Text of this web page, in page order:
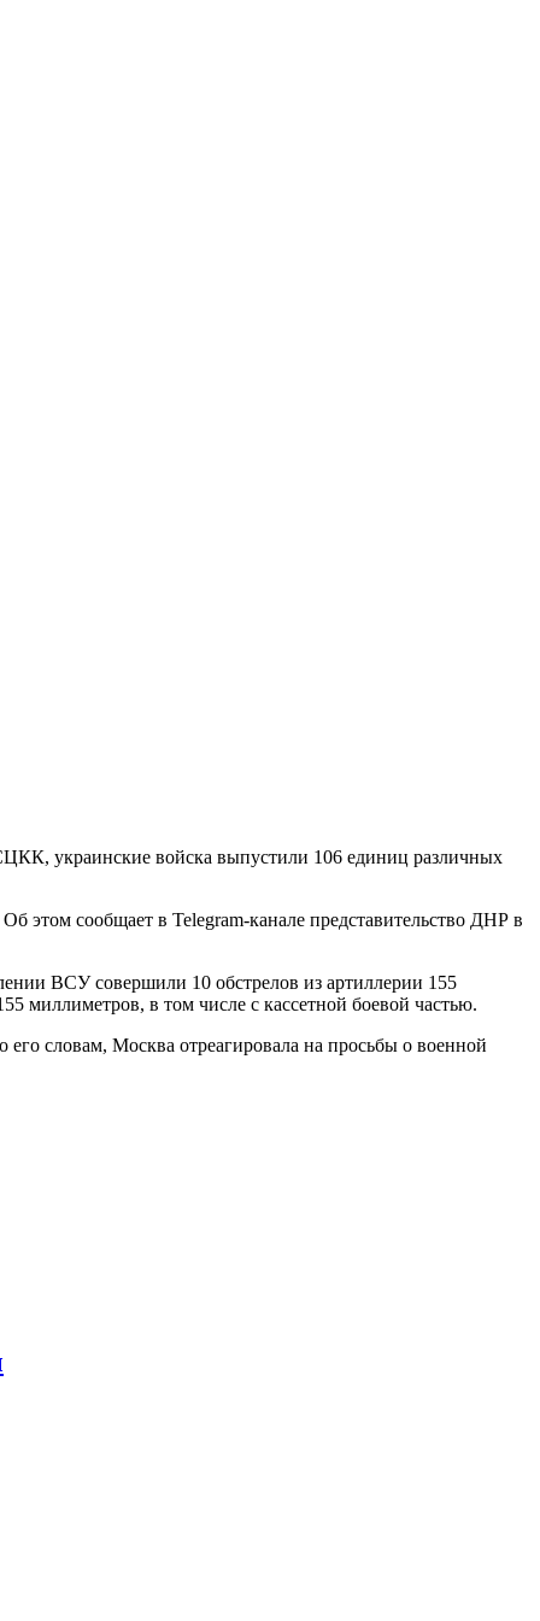
украинские войска выпустили 106 единиц различных
сообщает в Telegram-канале представительство ДНР в
ВСУ совершили 10 обстрелов из артиллерии 155
миллиметров, в том числе с кассетной боевой частью.
словам, Москва отреагировала на просьбы о военной